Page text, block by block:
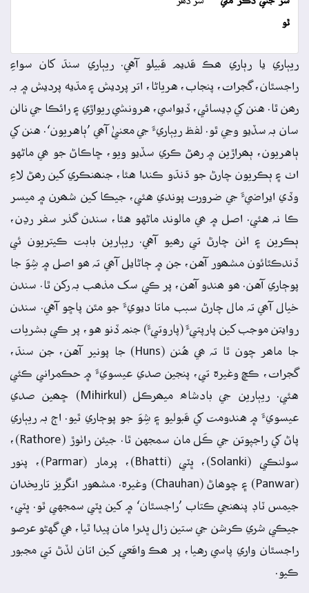
ٿو
ريٻاري يا رٻاري ھڪ قديم قبيلو آهي. ريٻاري سنڌ کان سواءِ
راجسٿان، گجرات، پنجاب، هرياڻا، اتر پرديش ۽ مڌيه پرديش ۾ بہ
رھن ٿا. هنن کي ڊيسائي، ڏيواسي، هرونشي ريواڙي ۽ رائڪا جي نالن
سان بہ سڏيو وڃي ٿو. لفظ ريٻاريءَ جي معنيٰ آھي ’ٻاهريون‘. هنن کي
ٻاهريون، ٻھراڙين ۾ رھڻ ڪري سڏيو ويو، ڇاڪاڻ جو ھي ماڻهو
اٺ ۽ ٻڪريون چارڻ جو ڌنڌو ڪندا هئا، جنھنڪري کين رھڻ لاءِ
وڏي ايراضيءَ جي ضرورت پوندي هئي، جيڪا کين شھرن ۾ ميسر
ڪا نہ هئي. اصل ۾ ھي مالوند ماڻهو هئا، سندن گذر سفر رڍن،
ٻڪرين ۽ اٺن چارڻ تي رھيو آهي. ريٻارين بابت ڪيتريون ئي
ڏندڪٿائون مشھور آهن، جن ۾ ڄاڻايل آھي تہ ھو اصل ۾ شِوَ جا
پوڄاري آهن. ھو ھندو آهن، پر ڪي سک مذھب بہ رکن ٿا. سندن
خيال آھي تہ مال چارڻ سبب ماتا ديويءَ جو مٿن پاڇو آهي. سندن
روايتن موجب کين پارپتيءَ (پاروتيءَ) جنم ڏنو هو، پر ڪي بشريات
جا ماھر چون ٿا تہ ھي هُنن (Huns) جا پونير آهن، جن سنڌ،
گجرات، ڪڇ وغيرہ تي، پنجين صدي عيسويءَ ۾ حڪمراني ڪئي
هئي. ريٻارين جي بادشاھ ميھرڪل (Mihirkul) ڇھين صدي
عيسويءَ ۾ هندومت کي قبوليو ۽ شِوَ جو پوڄاري ٿيو. اڄ بہ ريٻاري
پاڻ کي راجپوتن جي ڪَل مان سمجهن ٿا. جيئن راٺوڙ (Rathore)،
سولنڪي (Solanki)، ڀٽي (Bhatti)، پرمار (Parmar)، پنور
(Panwar) ۽ چوھاڻ (Chauhan) وغيرہ. مشھور انگريز تاريخدان
جيمس ٽاڊ پنھنجي ڪتاب ’راجسٿان‘ ۾ کين ڀٽي سمجهي ٿو. ڀٽي،
جيڪي شري ڪرشن جي ستين زال ڀدرا مان پيدا ٿيا، ھي گهڻو عرصو
راجسٿان واري پاسي رهيا، پر ھڪ واقعي کين اتان لڏڻ تي مجبور
ڪيو.